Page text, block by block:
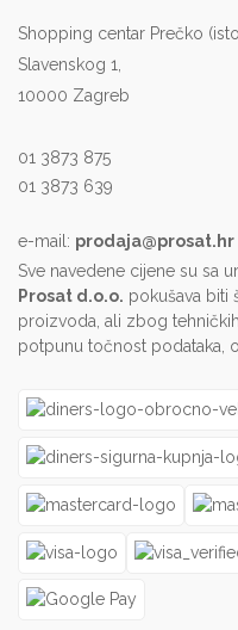
Shopping centar Prečko
Slavenskog 1,
10000 Zagreb
01 3873 875
01 3873 639
e-mail: prodaja@prosat.hr
Sve navedene cijene su sa
Prosat d.o.o. pokušava biti
proizvoda, ali zbog
potpunu točnost podataka,